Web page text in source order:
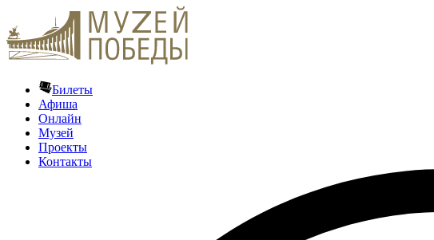
Билеты
Афиша
Онлайн
Музей
Проекты
Контакты